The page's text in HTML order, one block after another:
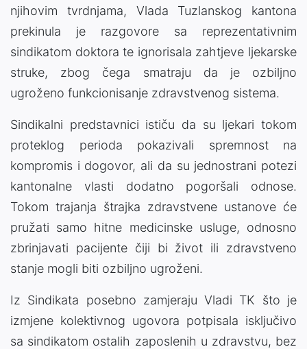
njihovim tvrdnjama, Vlada Tuzlanskog kantona
prekinula je razgovore sa reprezentativnim
sindikatom doktora te ignorisala zahtjeve ljekarske
struke, zbog čega smatraju da je ozbiljno
ugroženo funkcionisanje zdravstvenog sistema.
Sindikalni predstavnici ističu da su ljekari tokom
proteklog perioda pokazivali spremnost na
kompromis i dogovor, ali da su jednostrani potezi
kantonalne vlasti dodatno pogoršali odnose.
Tokom trajanja štrajka zdravstvene ustanove će
pružati samo hitne medicinske usluge, odnosno
zbrinjavati pacijente čiji bi život ili zdravstveno
stanje mogli biti ozbiljno ugroženi.
Iz Sindikata posebno zamjeraju Vladi TK što je
izmjene kolektivnog ugovora potpisala isključivo
sa sindikatom ostalih zaposlenih u zdravstvu, bez